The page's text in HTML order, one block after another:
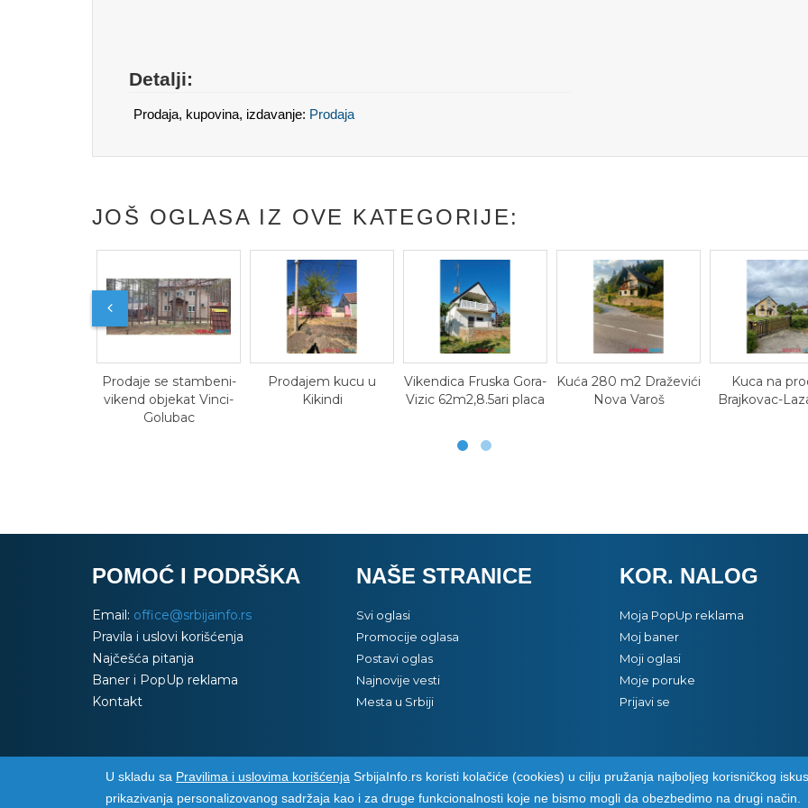
Detalji:
Prodaja, kupovina, izdavanje: Prodaja
JOŠ OGLASA IZ OVE KATEGORIJE:
Prodaje se stambeni-
vikend objekat Vinci-
Golubac
Prodajem kucu u
Vikendica Fruska Gora-
Vizic 62m2,8.5ari placa
Kuća 280 m2 Draževići
Nova Varoš
Kuca na prodaju
Brajkovac-Lazarevac
POMOĆ I PODRŠKA
Email: office@srbijainfo.rs
Pravila i uslovi korišćenja
Najčešća pitanja
Baner i PopUp reklama
Kontakt
NAŠE STRANICE
Svi oglasi
Promocije oglasa
Postavi oglas
Najnovije vesti
Mesta u Srbiji
KOR. NALOG
Moja PopUp reklama
Moj baner
Moji oglasi
Moje poruke
Prijavi se
Srbija Info©2026. Sva prava zadržana. Pogledajte ipozarevacinfo.rs
U skladu sa Pravilima i uslovima korišćenja SrbijaInfo.rs koristi kolačiće (cookies) u cilju pružanja najboljeg korisničkog
prikazivanja personalizovanog sadržaja kao i za druge funkcionalnosti koje ne bismo mogli da obezbedimo na drugi način.